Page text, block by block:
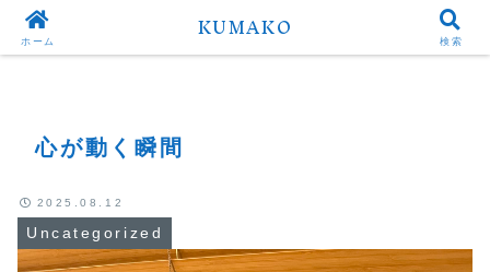
Uncategorized
心が動く瞬間
Uncategorized
2025.08.12
ホーム KUMAKO 検索